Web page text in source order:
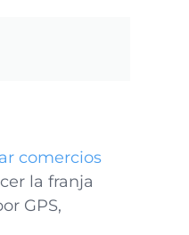
comercios
la franja
GPS,